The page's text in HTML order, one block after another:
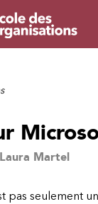
Laura Martel
pas seulement